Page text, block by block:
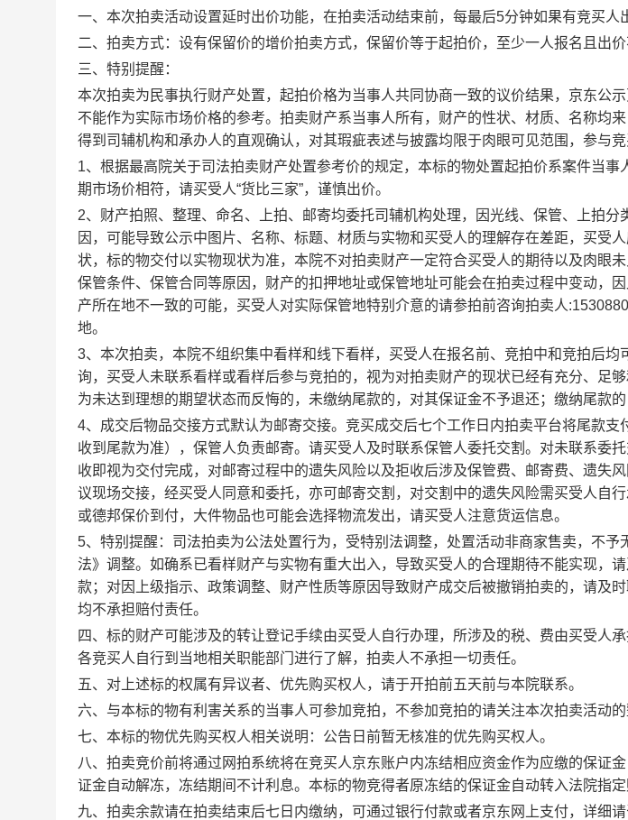
一、本次拍卖活动设置延时出价功能，在拍卖活动结束前， 每最后5分钟如果有竞买人
二、 拍卖方式： 设有保留价的增价拍卖方式， 保留价等于起拍价，至少一人报名且出
三、 特别提醒：
本次拍卖为民事执行财产处置，起拍价格为当事人共同协商一致的议价结果， 京东公
不能作为实际市场价格的参考。拍卖财产系当事人所有，财产的性状、材质、名称均
得到司辅机构和承办人的直观确认，对其瑕疵表述与披露均限于肉眼可见范围，参与
1、根据最高院关于司法拍卖财产处置参考价的规定，本标的物处置起拍价系案件当
期市场价相符，请买受人“货比三家”，谨慎出价。
2、财产拍照、整理、命名、上拍、邮寄均委托司辅机构处理，因光线、保管、上拍分
因，可能导致公示中图片、名称、标题、材质与实物和买受人的理解存在差距，买受
状，标的物交付以实物现状为准，本院不对拍卖财产一定符合买受人的期待以及肉眼
保管条件、保管合同等原因，财产的扣押地址或保管地址可能会在拍卖过程中变动，
产所在地不一致的可能，买受人对实际保管地特别介意的请参拍前咨询拍卖人
地。
3、本次拍卖，本院不组织集中看样和线下看样，买受人在报名前、竞拍中和竞拍后均
询，买受人未联系看样或看样后参与竞拍的，视为对拍卖财产的现状已经有充分、足
为未达到理想的期望状态而反悔的，未缴纳尾款的，对其保证金不予退还；缴纳尾款的
4、成交后物品交接方式默认为邮寄交接。竞买成交后七个工作日内拍卖平台将尾款支
收到尾款为准），保管人负责邮寄。请买受人及时联系保管人委托交割。对未联系委
收即视为交付完成，对邮寄过程中的遗失风险以及拒收后涉及保管费、邮寄费、遗失
议现场交接，经买受人同意和委托，亦可邮寄交割，对交割中的遗失风险需买受人自
或德邦保价到付，大件物品也可能会选择物流发出，请买受人注意货运信息。
5、特别提醒：司法拍卖为公法处置行为，受特别法调整，处置活动非商家售卖，不予
法》调整。如确系已看样财产与实物有重大出入，导致买受人的合理期待不能实现，
款；对因上级指示、政策调整、财产性质等原因导致财产成交后被撤销拍卖的，请及
均不承担赔付责任。
四、标的财产可能涉及的转让登记手续由买受人自行办理，所涉及的税、费由买受人
各竞买人自行到当地相关职能部门进行了解，拍卖人不承担一切责任。
五、对上述标的权属有异议者、优先购买权人，请于开拍前五天前与本院联系。
六、 与本标的物有利害关系的当事人可参加竞拍，不参加竞拍的请关注本次拍卖活动的
七、 本标的物优先购买权人相关说明：公告日前暂无核准的优先购买权人。
八、 拍卖竞价前将通过网拍系统将在竞买人京东账户内冻结相应资金作为应缴的保证
证金自动解冻，冻结期间不计利息。本标的物竞得者原冻结的保证金自动转入法院指定
九、拍卖余款请在拍卖结束后七日内缴纳，可通过银行付款或者京东 网上支付，详细请